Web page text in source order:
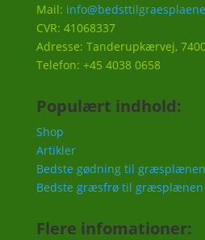
Mail:
CVR: 41068337
Adresse: Tanderupkærvej,
Telefon: +45 4038 0658
Populært indhold:
Shop
Artikler
Bedste gødning til græsplænen
Bedste græsfrø til græsplænen
Flere infomationer: